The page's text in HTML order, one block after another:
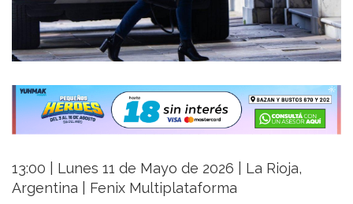
13:00 | Lunes 11 de Mayo de 2026 | La Rioja,
Argentina | Fenix Multiplataforma